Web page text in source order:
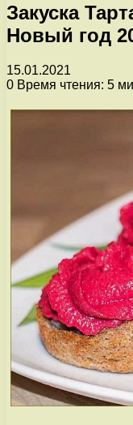
Закуска
Новый год
15.01.2021
0 Время чтения: 5